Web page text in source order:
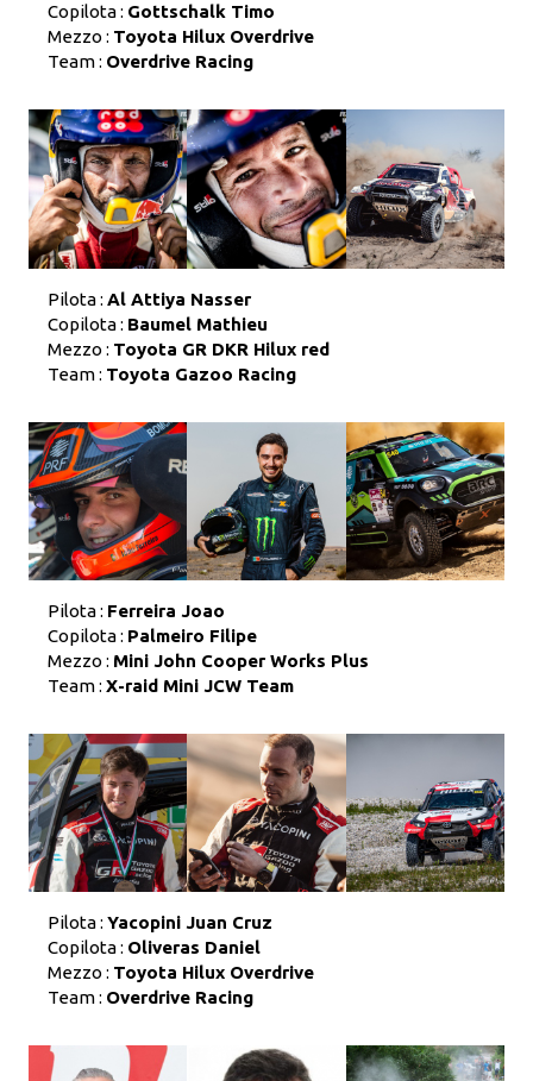
Copilota : Gottschalk Timo
Mezzo : Toyota Hilux Overdrive
Team : Overdrive Racing
Pilota : Al Attiya Nasser
Copilota : Baumel Mathieu
Mezzo : Toyota GR DKR Hilux red
Team : Toyota Gazoo Racing
Pilota : Ferreira Joao
Copilota : Palmeiro Filipe
Mezzo : Mini John Cooper Works Plus
Team : X-raid Mini JCW Team
Pilota : Yacopini Juan Cruz
Copilota : Oliveras Daniel
Mezzo : Toyota Hilux Overdrive
Team : Overdrive Racing